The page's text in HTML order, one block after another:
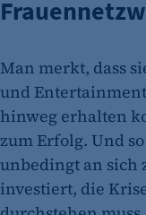
Man merkt, dass
und
hinweg erhalten
zum Erfolg. Und
unbedingt an sich
investiert, die